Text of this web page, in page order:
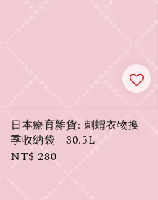
日本療育雜貨: 刺蝟衣物換
季收納袋 - 30.5L
Regular
NT$ 280